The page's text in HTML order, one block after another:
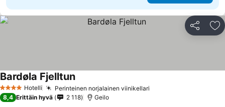
Jaa
4 Tähtiluokitus
Hotelli Perinteinen norjalainen viinikellari
Bardøla Fjelltun
8,4 Erittäin hyvä 2 118 Geilo